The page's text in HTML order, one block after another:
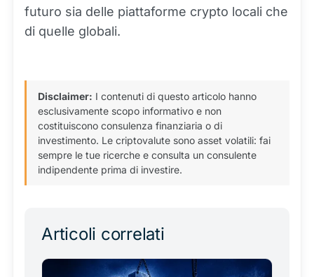
futuro sia delle piattaforme crypto locali che
di quelle globali.
Disclaimer: I contenuti di questo articolo hanno
esclusivamente scopo informativo e non
costituiscono consulenza finanziaria o di
investimento. Le criptovalute sono asset volatili: fai
sempre le tue ricerche e consulta un consulente
indipendente prima di investire.
Articoli correlati